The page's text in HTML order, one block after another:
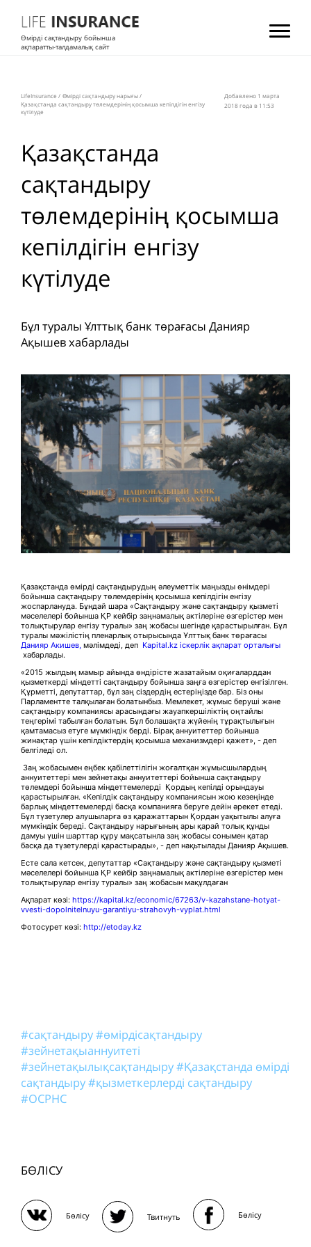
Өмірді сақтандыру бойынша
ақпаратты-талдамалық сайт
LifeInsurance / Өмірді сақтандыру нарығы/
Қазақстанда сақтандыру төлемдерінің қосымша кепілдігін енгізу
күтілуде
Добавлено 1 мартa
2018 года в 11:53
Қазақстанда
сақтандыру
төлемдерінің қосымша
кепілдігін енгізу
күтілуде
Бұл туралы Ұлттық банк төрағасы Данияр
Ақышев хабарлады
Қазақстанда өмірді сақтандырудың әлеуметтік маңызды өнімдері
бойынша сақтандыру төлемдерінің қосымша кепілдігін енгізу
жоспарлануда. Бұндай шара «Сақтандыру және сақтандыру қызметі
мәселелері бойынша ҚР кейбір заңнамалық актілеріне өзгерістер мен
толықтырулар енгізу туралы» заң жобасы шегінде қарастырылған. Бұл
туралы мәжілістің пленарлық отырысында Ұлттық банк төрағасы
Данияр Акишев, мәлімдеді, деп Kapital.kz іскерлік ақпарат орталығы
хабарлады.
«2015 жылдың мамыр айында өндірісте жазатайым оқиғаларддан
қызметкерді міндетті сақтандыру бойынша заңға өзгерістер енгізілген.
Құрметті, депутаттар, бұл заң сіздердің естеріңізде бар. Біз оны
Парламентте талқылаған болатынбыз. Мемлекет, жұмыс беруші және
сақтандыру компаниясы арасындағы жауапкершіліктің оңтайлы
теңгерімі табылған болатын. Бұл болашақта жүйенің тұрақтылығын
қамтамасыз етуге мүмкіндік берді. Бірақ аннуитеттер бойынша
жинақтар үшін кепілдіктердің қосымша механизмдері қажет», - деп
белгіледі ол.
Заң жобасымен еңбек қабілеттілігін жоғалтқан жұмысшылардың
аннуитеттері мен зейнетақы аннуитеттері бойынша сақтандыру
төлемдері бойынша міндеттемелерді Қордың кепілді орындауы
қарастырылған. «Кепілдік сақтандыру компаниясын жою кезеңінде
барлық міндеттемелерді басқа компанияға беруге дейін әрекет етеді.
Бұл түзетулер алушыларға өз қаражаттарын Қордан уақытылы алуға
мүмкіндік береді. Сақтандыру нарығының ары қарай толық құнды
дамуы үшін шарттар құру мақсатынла заң жобасы сонымен қатар
басқа да түзетулерді қарастырады», - деп нақьтылады Данияр Ақышев.
Есте сала кетсек, депутаттар «Сақтандыру және сақтандыру қызметі
мәселелері бойынша ҚР кейбір заңнамалық актілеріне өзгерістер мен
толықтырулар енгізу туралы» заң жобасын мақұлдаған
Ақпарат көзі: https://kapital.kz/economic/67263/v-kazahstane-hotyat-
vvesti-dopolnitelnuyu-garantiyu-strahovyh-vyplat.html
Фотосурет көзі: http://etoday.kz
#сақтандыру#өмірдісақтандыру
#зейнетақыаннуитеті
#зейнетақылықсақтандыру#Қазақстанда өмірді
сақтандыру#қызметкерлерді сақтандыру
#ОСРНС
БӨЛІСУ
Бөлісу Твитнуть Бөлісу